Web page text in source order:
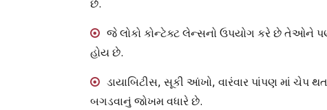
છે.
જે લોકો કોન્ટેક્ટ લેન્સનો ઉપયોગ કરે છે તેઓને
હોય છે.
ડાયાબિટીસ, સૂકી આંખો, વારંવાર પાંપણ માં ચેપ
બગડવાનું જોખમ વધારે છે.